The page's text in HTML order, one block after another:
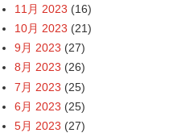
11月 2023 (16)
10月 2023 (21)
9月 2023 (27)
8月 2023 (26)
7月 2023 (25)
6月 2023 (25)
5月 2023 (27)